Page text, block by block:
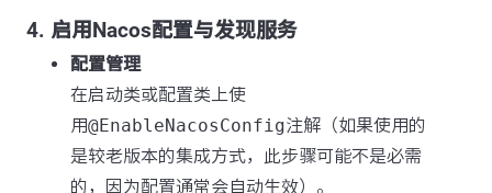
4. 启用Nacos配置与发现服务
配置管理
在启动类或配置类上使
用@EnableNacosConfig注解（如果使用的
是较老版本的集成方式，此步骤可能不是必需
的，因为配置通常会自动生效）。